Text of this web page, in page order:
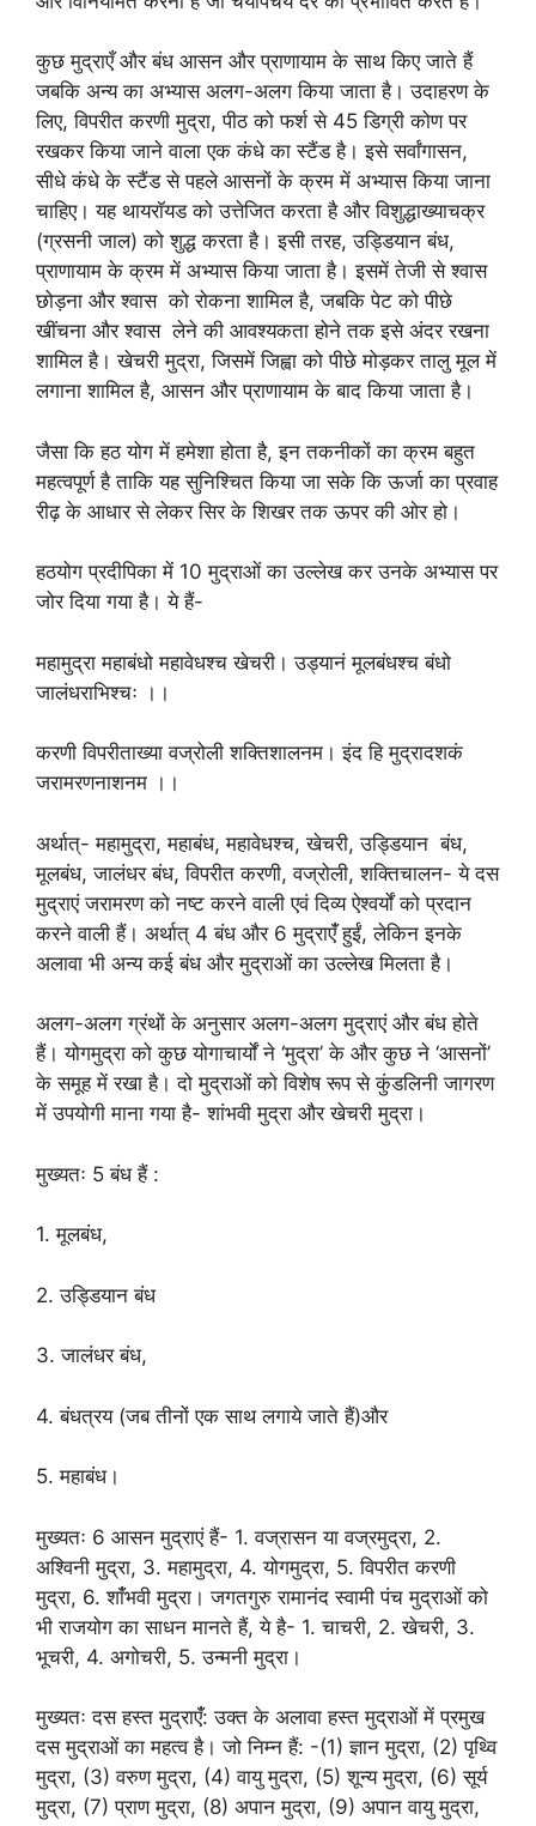
कुछ मुद्राएँ और बंध आसन और प्राणायाम के साथ किए जाते हैं
जबकि अन्य का अभ्यास अलग-अलग किया जाता है। उदाहरण के
लिए, विपरीत करणी मुद्रा, पीठ को फर्श से 45 डिग्री कोण पर
रखकर किया जाने वाला एक कंधे का स्टैंड है। इसे सर्वांगासन,
सीधे कंधे के स्टैंड से पहले आसनों के क्रम में अभ्यास किया जाना
चाहिए। यह थायरॉयड को उत्तेजित करता है और विशुद्धाख्याचक्र
(ग्रसनी जाल) को शुद्ध करता है। इसी तरह, उड्डियान बंध,
प्राणायाम के क्रम में अभ्यास किया जाता है। इसमें तेजी से श्वास
छोड़ना और श्वास को रोकना शामिल है, जबकि पेट को पीछे
खींचना और श्वास लेने की आवश्यकता होने तक इसे अंदर रखना
शामिल है। खेचरी मुद्रा, जिसमें जिह्वा को पीछे मोड़कर तालु मूल में
लगाना शामिल है, आसन और प्राणायाम के बाद किया जाता है।
जैसा कि हठ योग में हमेशा होता है, इन तकनीकों का क्रम बहुत
महत्वपूर्ण है ताकि यह सुनिश्चित किया जा सके कि ऊर्जा का प्रवाह
रीढ़ के आधार से लेकर सिर के शिखर तक ऊपर की ओर हो।
हठयोग प्रदीपिका में 10 मुद्राओं का उल्लेख कर उनके अभ्यास पर
जोर दिया गया है। ये हैं-
महामुद्रा महाबंधो महावेधश्च खेचरी। उड्यानं मूलबंधश्च बंधो
जालंधराभिश्चः ।।
करणी विपरीताख्या वज्रोली शक्तिशालनम। इंद हि मुद्रादशकं
जरामरणनाशनम ।।
अर्थात्- महामुद्रा, महाबंध, महावेधश्च, खेचरी, उड्डियान बंध,
मूलबंध, जालंधर बंध, विपरीत करणी, वज्रोली, शक्तिचालन- ये दस
मुद्राएं जरामरण को नष्ट करने वाली एवं दिव्य ऐश्वर्यों को प्रदान
करने वाली हैं। अर्थात् 4 बंध और 6 मुद्राएंँ हुईं, लेकिन इनके
अलावा भी अन्य कई बंध और मुद्राओं का उल्लेख मिलता है।
अलग-अलग ग्रंथों के अनुसार अलग-अलग मुद्राएं और बंध होते
हैं। योगमुद्रा को कुछ योगाचार्यों ने ‘मुद्रा’ के और कुछ ने ‘आसनों’
के समूह में रखा है। दो मुद्राओं को विशेष रूप से कुंडलिनी जागरण
में उपयोगी माना गया है- शांभवी मुद्रा और खेचरी मुद्रा।
मुख्यतः 5 बंध हैं :
1. मूलबंध,
2. उड्डियान बंध
3. जालंधर बंध,
4. बंधत्रय (जब तीनों एक साथ लगाये जाते हैं)और
5. महाबंध।
मुख्यतः 6 आसन मुद्राएं हैं- 1. वज्रासन या वज्रमुद्रा, 2.
अश्विनी मुद्रा, 3. महामुद्रा, 4. योगमुद्रा, 5. विपरीत करणी
मुद्रा, 6. शांँभवी मुद्रा। जगतगुरु रामानंद स्वामी पंच मुद्राओं को
भी राजयोग का साधन मानते हैं, ये है- 1. चाचरी, 2. खेचरी, 3.
भूचरी, 4. अगोचरी, 5. उन्मनी मुद्रा।
मुख्यतः दस हस्त मुद्राएंँ: उक्त के अलावा हस्त मुद्राओं में प्रमुख
दस मुद्राओं का महत्व है। जो निम्न हैं: -(1) ज्ञान मुद्रा, (2) पृथ्वि
मुद्रा, (3) वरुण मुद्रा, (4) वायु मुद्रा, (5) शून्य मुद्रा, (6) सूर्य
मुद्रा, (7) प्राण मुद्रा, (8) अपान मुद्रा, (9) अपान वायु मुद्रा,